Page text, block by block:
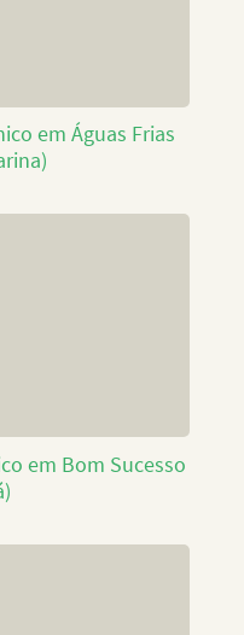
em Águas Frias
em Bom Sucesso